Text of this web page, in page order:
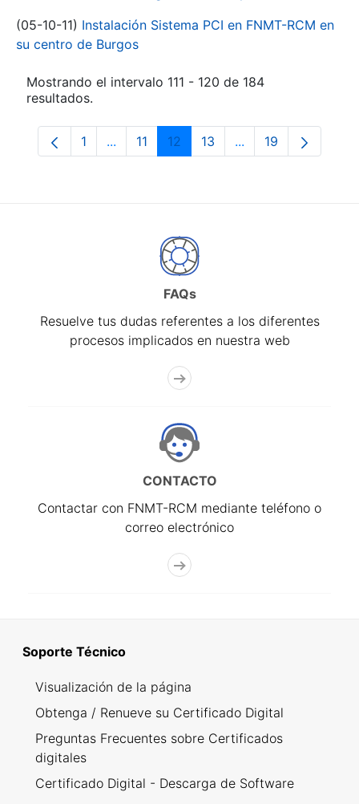
(05-10-11) Instalación Sistema PCI en FNMT-RCM en
su centro de Burgos
Mostrando el intervalo 111 - 120 de 184
resultados.
Página
1 ...Páginas intermedias Use TAB para
Página
11 Página
12 Página
13 ...PáginasPágina
19
FAQs
Resuelve tus dudas referentes a los diferentes
procesos implicados en nuestra web
CONTACTO
Contactar con FNMT-RCM mediante teléfono o
correo electrónico
Soporte Técnico
Visualización de la página
Obtenga / Renueve su Certificado Digital
Preguntas Frecuentes sobre Certificados
digitales
Certificado Digital - Descarga de Software